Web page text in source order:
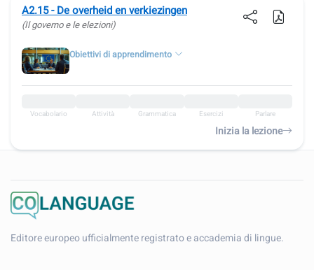
A2.15 - De overheid en verkiezingen
(Il governo e le elezioni)
Obiettivi di apprendimento
Vocabolario Attività Grammatica Esercizi Parlare
Inizia la lezione
Editore europeo ufficialmente registrato e accademia di lingue.